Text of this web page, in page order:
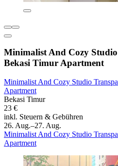
Minimalist And Cozy
Bekasi Timur Apartment
Minimalist And Cozy Studio
Apartment
Bekasi Timur
23 €
inkl. Steuern & Gebühren
26. Aug.–27. Aug.
Minimalist And Cozy Studio
Apartment